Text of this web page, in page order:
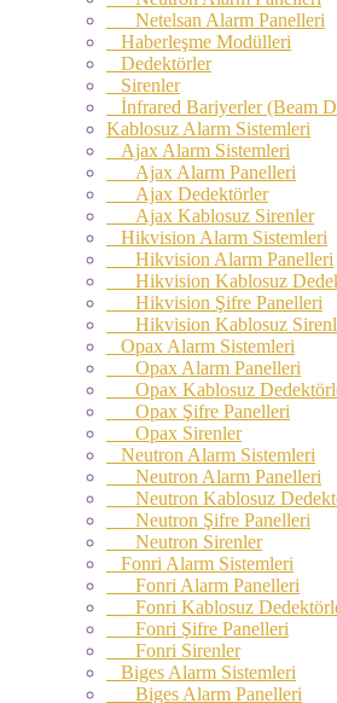
Netelsan Alarm Panelleri
Haberleşme Modülleri
Dedektörler
Sirenler
İnfrared Bariyerler (Beam
Kablosuz Alarm Sistemleri
Ajax Alarm Sistemleri
Ajax Alarm Panelleri
Ajax Dedektörler
Ajax Kablosuz Sirenler
Hikvision Alarm Sistemleri
Hikvision Alarm Panelleri
Hikvision Kablosuz
Hikvision Şifre Panelleri
Hikvision Kablosuz
Opax Alarm Sistemleri
Opax Alarm Panelleri
Opax Kablosuz
Opax Şifre Panelleri
Opax Sirenler
Neutron Alarm Sistemleri
Neutron Alarm Panelleri
Neutron Kablosuz
Neutron Şifre Panelleri
Neutron Sirenler
Fonri Alarm Sistemleri
Fonri Alarm Panelleri
Fonri Kablosuz
Fonri Şifre Panelleri
Fonri Sirenler
Biges Alarm Sistemleri
Biges Alarm Panelleri